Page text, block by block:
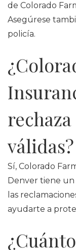
de Colorado
Asegúrese
policía.
válidas?
Sí, Colorado
Denver tiene un
las
ayudarte a